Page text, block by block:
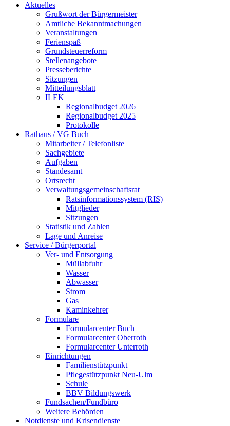
Aktuelles
Grußwort der Bürgermeister
Amtliche Bekanntmachungen
Veranstaltungen
Ferienspaß
Grundsteuerreform
Stellenangebote
Presseberichte
Sitzungen
Mitteilungsblatt
ILEK
Regionalbudget 2026
Regionalbudget 2025
Protokolle
Rathaus / VG Buch
Mitarbeiter / Telefonliste
Sachgebiete
Aufgaben
Standesamt
Ortsrecht
Verwaltungsgemeinschaftsrat
Ratsinformationssystem (RIS)
Mitglieder
Sitzungen
Statistik und Zahlen
Lage und Anreise
Service / Bürgerportal
Ver- und Entsorgung
Müllabfuhr
Wasser
Abwasser
Strom
Gas
Kaminkehrer
Formulare
Formularcenter Buch
Formularcenter Oberroth
Formularcenter Unterroth
Einrichtungen
Familienstützpunkt
Pflegestützpunkt Neu-Ulm
Schule
BBV Bildungswerk
Fundsachen/Fundbüro
Weitere Behörden
Notdienste und Krisendienste